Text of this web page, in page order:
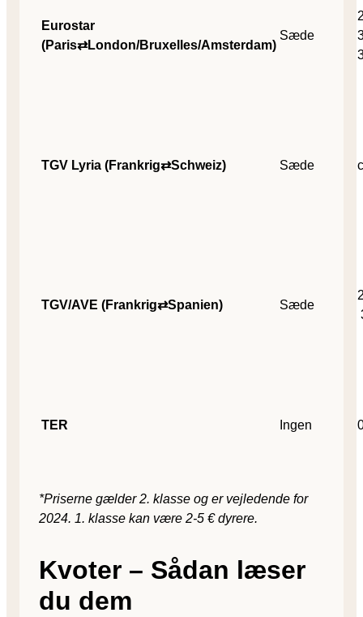
Eurostar
(Paris⇄London/Bruxelles/Amsterdam)
Sæde
TGV Lyria (Frankrig⇄Schweiz) Sæde
TGV/AVE (Frankrig⇄Spanien) Sæde
TER Ingen
*Priserne gælder 2. klasse og er vejledende for
2024. 1. klasse kan være 2-5 € dyrere.
Kvoter – Sådan læser
du dem